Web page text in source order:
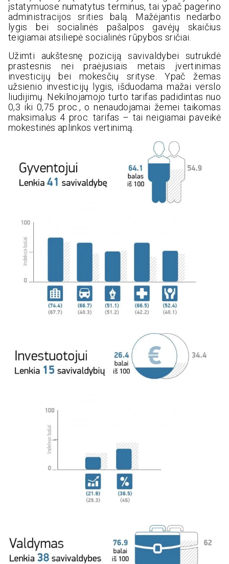
įstatymuose numatytus terminus, tai ypač pagerino
administracijos srities balą. Mažėjantis nedarbo
lygis bei socialinės pašalpos gavėjų skaičius
teigiamai atsiliepė socialinės rūpybos sričiai.
Užimti aukštesnę poziciją savivaldybei sutrukdė
prastesnis nei praėjusiais metais įvertinimas
investicijų bei mokesčių srityse. Ypač žemas
užsienio investicijų lygis, išduodama mažai verslo
liudijimų. Nekilnojamojo turto tarifas padidintas nuo
0,3 iki 0,75 proc., o nenaudojamai žemei taikomas
maksimalus 4 proc. tarifas – tai neigiamai paveikė
mokestinės aplinkos vertinimą.